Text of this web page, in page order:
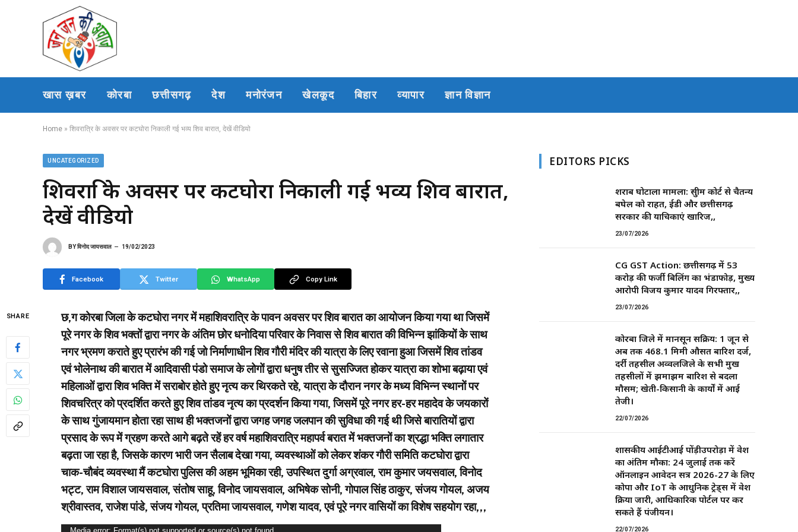
खास ख़बर कोरबा छत्तीसगढ़ देश मनोरंजन खेलकूद बिहार व्यापार ज्ञान विज्ञान
Home » शिवरात्रि के अवसर पर कटघोरा निकाली गई भव्य शिव बारात, देखें वीडियो
UNCATEGORIZED
शिवरात्रि के अवसर पर कटघोरा निकाली गई भव्य शिव बारात,
देखें वीडियो
BYविनोद जायसवाल 19/02/2023
Facebook Twitter WhatsApp Copy Link
SHARE
छ,ग कोरबा जिला के कटघोरा नगर में महाशिवरात्रि के पावन अवसर पर शिव बारात का आयोजन किया गया था जिसमें
पूरे नगर के शिव भक्तों द्वारा नगर के अंतिम छोर धनोदिया परिवार के निवास से शिव बारात की विभिन्न झांकियों के साथ
नगर भ्रमण कराते हुए प्रारंभ की गई जो निर्माणाधीन शिव गौरी मंदिर की यात्रा के लिए रवाना हुआ जिसमें शिव तांडव
एवं भोलेनाथ की बारात में आदिवासी पंडो समाज के लोगों द्वारा धनुष तीर से सुसज्जित होकर यात्रा का शोभा बढ़ाया एवं
महिलाओं द्वारा शिव भक्ति में सराबोर होते हुए नृत्य कर थिरकते रहे, यात्रा के दौरान नगर के मध्य विभिन्न स्थानों पर
शिवचरित्र को प्रदर्शित करते हुए शिव तांडव नृत्य का प्रदर्शन किया गया, जिसमें पूरे नगर हर-हर महादेव के जयकारों
के साथ गुंजायमान होता रहा साथ ही भक्तजनों द्वारा जगह जगह जलपान की सुविधा की गई थी जिसे बारातियों द्वारा
प्रसाद के रूप में ग्रहण करते आगे बढ़ते रहें हर वर्ष महाशिवरात्रि महापर्व बरात में भक्तजनों का श्रद्धा भक्ति लगातार
बढ़ता जा रहा है, जिसके कारण भारी जन सैलाब देखा गया, व्यवस्थाओं को लेकर शंकर गौरी समिति कटघोरा द्वारा
चाक-चौबंद व्यवस्था मैं कटघोरा पुलिस की अहम भूमिका रही, उपस्थित दुर्गा अग्रवाल, राम कुमार जयसवाल, विनोद
भट्ट, राम विशाल जायसवाल, संतोष साहू, विनोद जायसवाल, अभिषेक सोनी, गोपाल सिंह ठाकुर, संजय गोयल, अजय
श्रीवास्तव, राजेश पांडे, संजय गोयल, प्रतिमा जायसवाल, गणेश यादव, एवं पूरे नगर वासियों का विशेष सहयोग रहा,,,
EDITORS PICKS
शराब घोटाला मामला: सुप्रीम कोर्ट से चैतन्य
बघेल को राहत, ईडी और छत्तीसगढ़
सरकार की याचिकाएं खारिज,,
23/07/2026
CG GST Action: छत्तीसगढ़ में 53
करोड़ की फर्जी बिलिंग का भंडाफोड़, मुख्य
आरोपी विजय कुमार यादव गिरफ्तार,,
23/07/2026
कोरबा जिले में मानसून सक्रिय: 1 जून से
अब तक 468.1 मिमी औसत बारिश दर्ज,
दर्री तहसील अव्वलजिले के सभी प्रमुख
तहसीलों में झमाझम बारिश से बदला
मौसम; खेती-किसानी के कार्यों में आई
तेजी।
22/07/2026
शासकीय आईटीआई पोंड़ीउपरोड़ा में प्रवेश
का अंतिम मौका: 24 जुलाई तक करें
ऑनलाइन आवेदन सत्र 2026-27 के लिए
कोपा और IoT के आधुनिक ट्रेड्स में प्रवेश
प्रक्रिया जारी, आधिकारिक पोर्टल पर कर
सकते हैं पंजीयन।
22/07/2026